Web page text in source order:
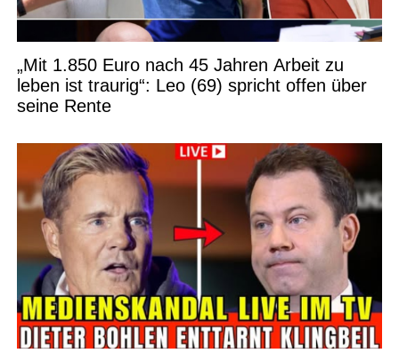
„Mit 1.850 Euro nach 45 Jahren Arbeit zu
leben ist traurig“: Leo (69) spricht offen über
seine Rente